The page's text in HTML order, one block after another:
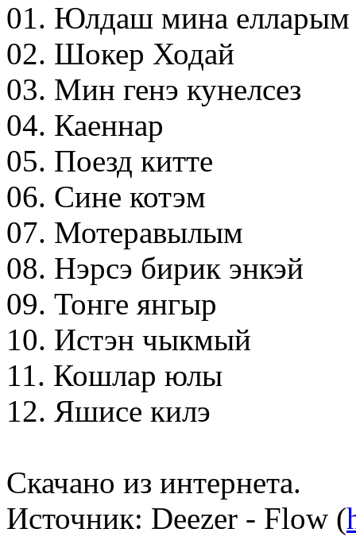
01. Юлдаш мина елларым
02. Шокер Ходай
03. Мин генэ кунелсез
04. Каеннар
05. Поезд китте
06. Сине котэм
07. Мотеравылым
08. Нэрсэ бирик энкэй
09. Тонге янгыр
10. Истэн чыкмый
11. Кошлар юлы
12. Яшисе килэ
Скачано из интернета.
Источник: Deezer - Flow (